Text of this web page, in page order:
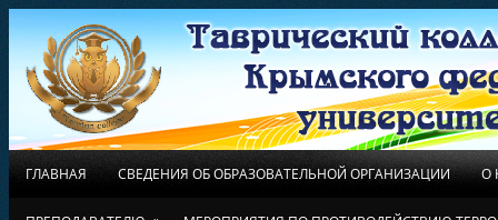
ГЛАВНАЯ СВЕДЕНИЯ ОБ ОБРАЗОВАТЕЛЬНОЙ ОРГАНИЗАЦИИ О